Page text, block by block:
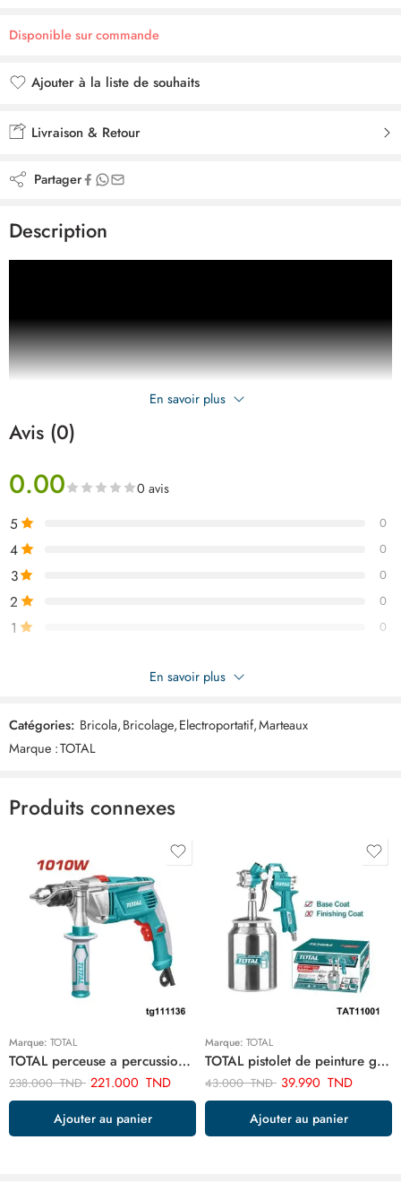
Disponible sur commande
Ajouter à la liste de souhaits
Livraison & Retour
Partager
Description
En savoir plus
Avis (0)
0.00 0 avis
5 0
4 0
3 0
2 0
1 0
Soyez le premier à donner votre avis sur “TOTAL marteau rotatif
650w sds plus TH306236”
Commentaires
Il n'y a pas encore de critiques.
En savoir plus
Catégories: Bricola,Bricolage,Electroportatif,Marteaux
Marque :TOTAL
Produits connexes
Marque: TOTAL
TOTAL perceuse a percussion 13mm-1010w TG111136
238.000TND 221.000 TND
Ajouter au panier
Marque: TOTAL
TOTAL pistolet de peinture goude bas 1.5 mm 1000cc TAT11001
43.000TND 39.990 TND
Ajouter au panier